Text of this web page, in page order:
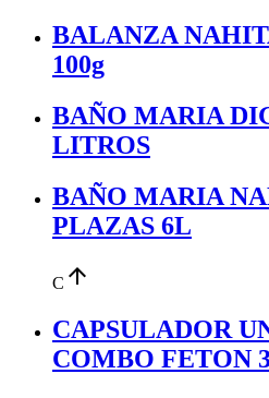
BALANZA
100g
BAÑO MARIA
LITROS
BAÑO MARIA
PLAZAS 6L
C arrow_upward
CAPSULADOR
COMBO FETON